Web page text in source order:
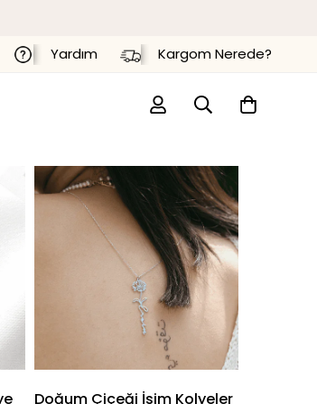
Yardım Kargom Nerede?
Doğum Çiçeği İsim Kolyeler